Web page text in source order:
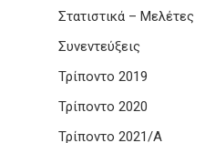
Στατιστικά – Μελέτες
Συνεντεύξεις
Τρίποντο 2019
Τρίποντο 2020
Τρίποντο 2021/Α